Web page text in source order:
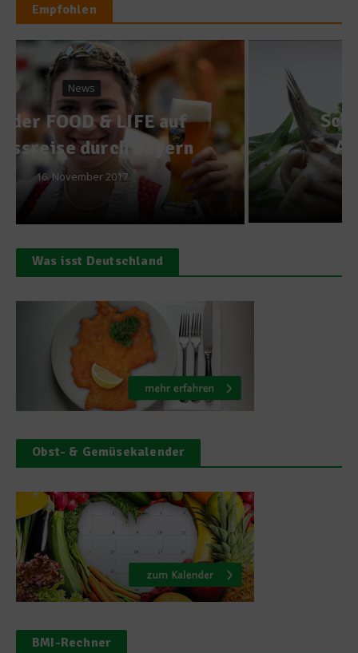
Empfohlen
Rezepte
Matjesfilet mit
Schneidebohnen dazu
Apfelschmand mit
Limetten-Aroma
Was isst Deutschland
Obst- & Gemüsekalender
BMI-Rechner